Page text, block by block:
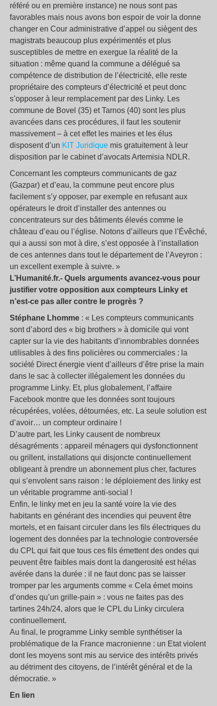
référé ou en première instance) ne nous sont pas
favorables mais nous avons bon espoir de voir la donne
changer en Cour administrative d’appel ou siègent des
magistrats beaucoup plus expérimentés et plus
susceptibles de mettre en exergue la réalité de la
situation : même quand la commune a délégué sa
compétence de distribution de l’électricité, elle reste
propriétaire des compteurs d’électricité et peut donc
s’opposer à leur remplacement par des Linky. Les
commune de Bovel (35) et Tarnos (40) sont les plus
avancées dans ces procédures, il faut les soutenir
massivement – à cet effet les mairies et les élus
disposent d’un KIT Juridique mis gratuitement à leur
disposition par le cabinet d’avocats Artemisia NDLR.
Concernant les compteurs communicants de gaz
(Gazpar) et d’eau, la commune peut encore plus
facilement s’y opposer, par exemple en refusant aux
opérateurs le droit d’installer des antennes ou
concentrateurs sur des bâtiments élevés comme le
château d’eau ou l’église. Notons d’ailleurs que l’Évêché,
qui a aussi son mot à dire, s’est opposée à l’installation
de ces antennes dans tout le département de l’Aveyron :
un excellent exemple à suivre. »
L’Humanité.fr.- Quels arguments avancez-vous pour
justifier votre opposition aux compteurs Linky et
n’est-ce pas aller contre le progrès ?
Stéphane Lhomme : « Les compteurs communicants
sont d’abord des « big brothers » à domicile qui vont
capter sur la vie des habitants d’innombrables données
utilisables à des fins policières ou commerciales : la
société Direct énergie vient d’ailleurs d’être prise la main
dans le sac à collecter illégalement les données du
programme Linky. Et, plus globalement, l’affaire
Facebook montre que les données sont toujours
récupérées, volées, détournées, etc. La seule solution est
d’avoir… un compteur ordinaire !
D’autre part, les Linky causent de nombreux
désagréments : appareil ménagers qui dysfonctionnent
ou grillent, installations qui disjoncte continuellement
obligeant à prendre un abonnement plus cher, factures
qui s’envolent sans raison : le déploiement des linky est
un véritable programme anti-social !
Enfin, le linky met en jeu la santé voire la vie des
habitants en générant des incendies qui peuvent être
mortels, et en faisant circuler dans les fils électriques du
logement des données par la technologie controversée
du CPL qui fait que tous ces fils émettent des ondes qui
peuvent être faibles mais dont la dangerosité est hélas
avérée dans la durée : il ne faut donc pas se laisser
tromper par les arguments comme « Cela émet moins
d’ondes qu’un grille-pain » : vous ne faites pas des
tartines 24h/24, alors que le CPL du Linky circulera
continuellement.
Au final, le programme Linky semble synthétiser la
problématique de la France macronienne : un Etat violent
dont les moyens sont mis au service des intérêts privés
au détriment des citoyens, de l’intérêt général et de la
démocratie. »
En lien